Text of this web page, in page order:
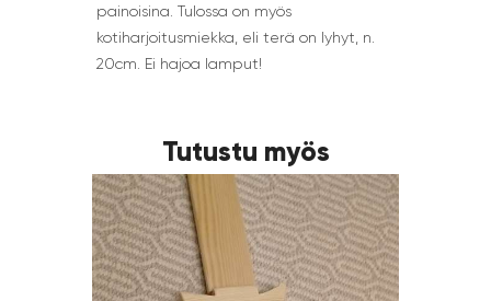
painoisina. Tulossa on myös
kotiharjoitusmiekka, eli terä on lyhyt, n.
20cm. Ei hajoa lamput!
Tutustu myös